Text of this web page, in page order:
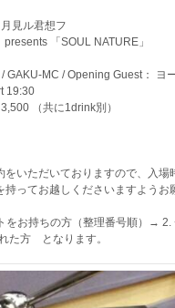
見ル君想フ
「SOUL NATURE」
GAKU-MC / Opening Guest： ヨ
19:30
（共に1drink別）
いただいておりますので、入場
ってお越しくださいますようお
をお持ちの方（整理番号順）→
た方 となります。